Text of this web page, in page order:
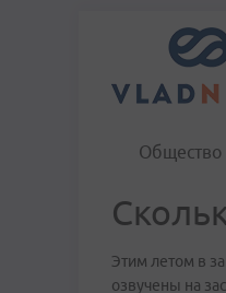
Общество
Этим летом в
озвучены на